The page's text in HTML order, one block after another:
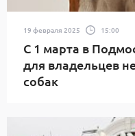
19 февраля 2025 15:00
С 1 марта в
для владельцев
собак